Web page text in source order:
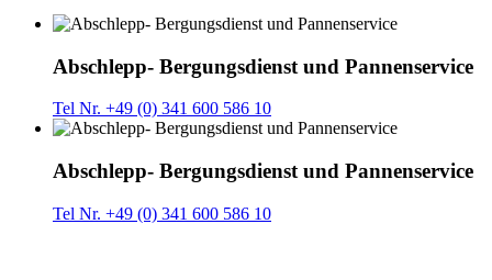
Abschlepp- Bergungsdienst und Pannenservice
Tel Nr. +49 (0) 341 600 586 10
Abschlepp- Bergungsdienst und Pannenservice
Tel Nr. +49 (0) 341 600 586 10